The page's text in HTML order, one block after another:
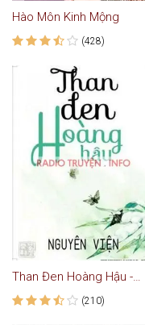
Hào Môn Kinh Mộng
(428)
Than Đen Hoàng Hậu - Truyện Ngôn Tình
(210)